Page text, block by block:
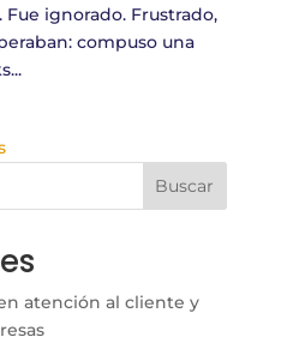
ignorado. Frustrado,
compuso una
Buscar
atención al cliente y